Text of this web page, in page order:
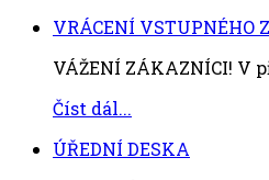
VRÁCENÍ VSTUPNÉHO
VÁŽENÍ ZÁKAZNÍCI! V
Číst dál...
ÚŘEDNÍ DESKA